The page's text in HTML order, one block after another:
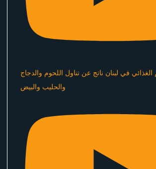
الغذائي في لبنان ناتج عن تناول اللحوم والدجاج
والحليب والبيض